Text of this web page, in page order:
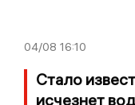
04/08 16:10
Стало
исчезнет